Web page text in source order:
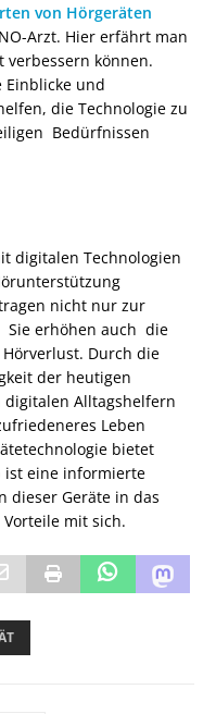
von Hörgeräten
Arzt. Hier erfährt man
verbessern können.
Einblicke und
die Technologie zu
Bedürfnissen
digitalen Technologien
nicht nur zur
Sie erhöhen auch die
Durch die
der heutigen
Alltagshelfern
Leben
bietet
ist eine informierte
dieser Geräte in das
mit sich.